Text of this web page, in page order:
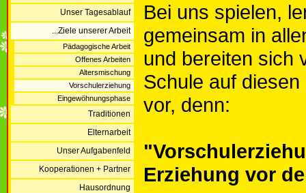
Unser Tagesablauf
...Ziele unserer Arbeit
Pädagogische Arbeit
Offenes Arbeiten
Altersmischung
Vorschulerziehung
Eingewöhnungsphase
Traditionen
Elternarbeit
Unser Aufgabenfeld
Kooperationen + Partner
Hausordnung
Bei uns spielen,
gemeinsam in
und bereiten sich
Schule auf
vor, denn:
Erziehung vor